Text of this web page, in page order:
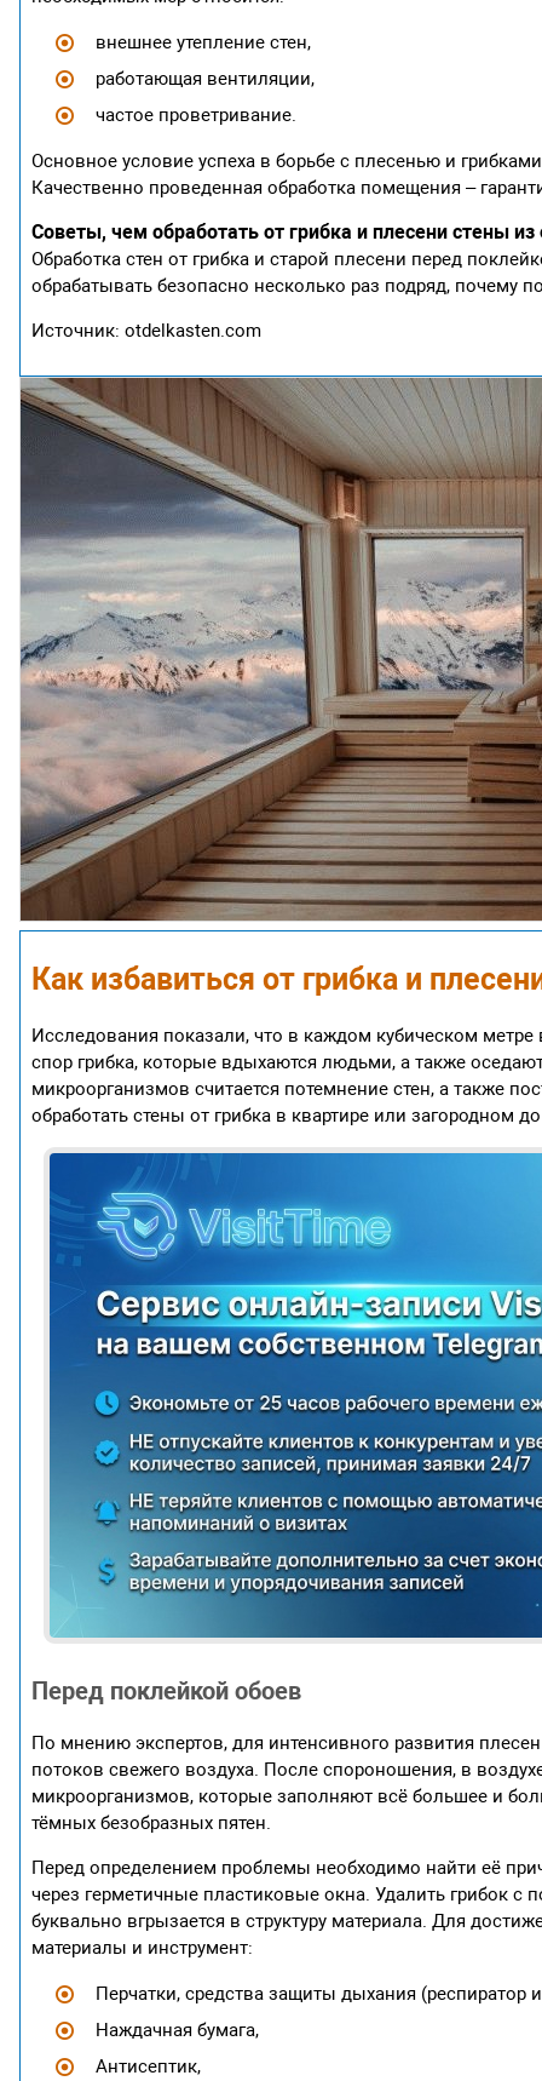
внешнее утепление стен,
работающая вентиляции,
частое проветривание.
Основное условие успеха в борьбе с плесенью и
Качественно проведенная обработка помещения –
Советы, чем обработать от грибка и плесени стены
Обработка стен от грибка и старой плесени перед
обрабатывать безопасно несколько раз подряд, почему
Источник: otdelkasten.com
Как избавиться от грибка и
Исследования показали, что в каждом кубическом
спор грибка, которые вдыхаются людьми, а также
микроорганизмов считается потемнение стен, а также
обработать стены от грибка в квартире или загородном
Перед поклейкой обоев
По мнению экспертов, для интенсивного развития
потоков свежего воздуха. После спороношения, в
микроорганизмов, которые заполняют всё большее и
тёмных безобразных пятен.
Перед определением проблемы необходимо найти её
через герметичные пластиковые окна. Удалить грибок с
буквально вгрызается в структуру материала. Для
материалы и инструмент:
Перчатки, средства защиты дыхания (респиратор
Наждачная бумага,
Антисептик,